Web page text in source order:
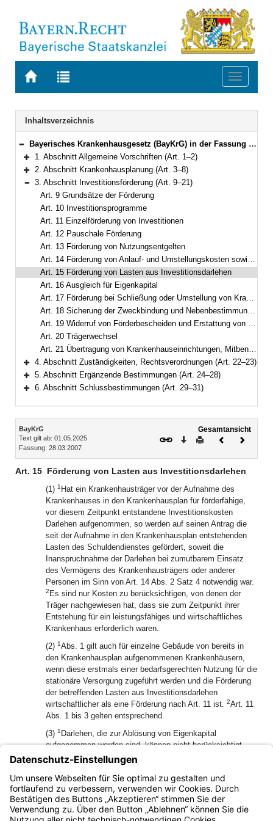
Zur
BAYERN.RECHT
Zur
letzten
Suche
Toggle
Navigation
Inhaltsverzeichnis
Bereich reduzieren
Bayerisches Krankenhausgesetz (BayKrG) in der Fassung der Bekanntmachung vom 28. März 2007 (GVBl. S. 288) BayRS 2126-8-G (Art. 1–31)
Bereich erweitern
1. Abschnitt Allgemeine Vorschriften (Art. 1–2)
Bereich erweitern
2. Abschnitt Krankenhausplanung (Art. 3–8)
Bereich reduzieren
3. Abschnitt Investitionsförderung (Art. 9–21)
Art. 9 Grundsätze der Förderung
Art. 10 Investitionsprogramme
Art. 11 Einzelförderung von Investitionen
Art. 12 Pauschale Förderung
Art. 13 Förderung von Nutzungsentgelten
Art. 14 Förderung von Anlauf- und Umstellungskosten sowie Grundstückskosten
Art. 15 Förderung von Lasten aus Investitionsdarlehen
Art. 16 Ausgleich für Eigenkapital
Art. 17 Förderung bei Schließung oder Umstellung von Krankenhäusern
Art. 18 Sicherung der Zweckbindung und Nebenbestimmungen
Art. 19 Widerruf von Förderbescheiden und Erstattung von Fördermitteln
Art. 20 Trägerwechsel
Art. 21 Übertragung von Krankenhauseinrichtungen, Mitbenutzung
Bereich erweitern
4. Abschnitt Zuständigkeiten, Rechtsverordnungen (Art. 22–23)
Bereich erweitern
5. Abschnitt Ergänzende Bestimmungen (Art. 24–28)
6. Abschnitt Schlussbestimmungen (Art. 29–31)
Inhalt
BayKrG
Text gilt ab: 01.05.2025
Fassung: 28.03.2007
Gesamtansicht
Download
DruckenVorheriges
Art. 15 Förderung von Lasten aus Investitionsdarlehen
(1) 1 Hat ein Krankenhausträger vor der Aufnahme des
Krankenhauses in den Krankenhausplan für förderfähige,
vor diesem Zeitpunkt entstandene Investitionskosten
Darlehen aufgenommen, so werden auf seinen Antrag die
seit der Aufnahme in den Krankenhausplan entstehenden
Lasten des Schuldendienstes gefördert, soweit die
Inanspruchnahme der Darlehen bei zumutbarem Einsatz
des Vermögens des Krankenhausträgers oder anderer
Personen im Sinn von Art. 14 Abs. 2 Satz 4 notwendig war.
2 Es sind nur Kosten zu berücksichtigen, von denen der
Träger nachgewiesen hat, dass sie zum Zeitpunkt ihrer
Entstehung für ein leistungsfähiges und wirtschaftliches
Krankenhaus erforderlich waren.
(2) 1Abs. 1 gilt auch für einzelne Gebäude von bereits in
den Krankenhausplan aufgenommenen Krankenhäusern,
wenn diese erstmals einer bedarfsgerechten Nutzung für die
stationäre Versorgung zugeführt werden und die Förderung
der betreffenden Lasten aus Investitionsdarlehen
wirtschaftlicher als eine Förderung nach Art. 11 ist. 2Art. 11
Abs. 1 bis 3 gelten entsprechend.
(3) 1 Darlehen, die zur Ablösung von Eigenkapital
aufgenommen worden sind, können nicht berücksichtigt
werden, es sei denn, der Krankenhausträger macht
glaubhaft, dass die Ablösung zwingend geboten war.
2Entsprechendes gilt für erhöhte Lasten aus einer
Umschuldung.